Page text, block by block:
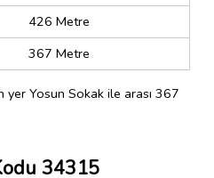
426 Metre
367 Metre
yer Yosun Sokak ile arası 367
34315